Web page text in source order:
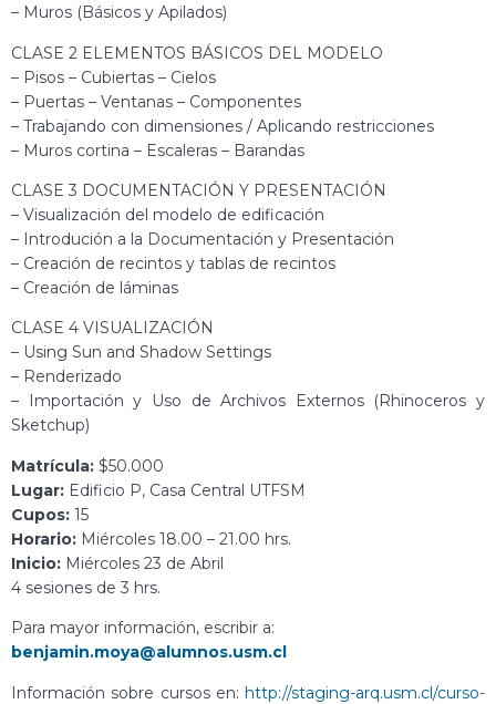
– Muros (Básicos y Apilados)
CLASE 2 ELEMENTOS BÁSICOS DEL MODELO
– Pisos – Cubiertas – Cielos
– Puertas – Ventanas – Componentes
– Trabajando con dimensiones / Aplicando restricciones
– Muros cortina – Escaleras – Barandas
CLASE 3 DOCUMENTACIÓN Y PRESENTACIÓN
– Visualización del modelo de edificación
– Introdución a la Documentación y Presentación
– Creación de recintos y tablas de recintos
– Creación de láminas
CLASE 4 VISUALIZACIÓN
– Using Sun and Shadow Settings
– Renderizado
– Importación y Uso de Archivos Externos (Rhinoceros y
Sketchup)
Matrícula: $50.000
Lugar: Edificio P, Casa Central UTFSM
Cupos: 15
Horario: Miércoles 18.00 – 21.00 hrs.
Inicio: Miércoles 23 de Abril
4 sesiones de 3 hrs.
Para mayor información, escribir a:
benjamin.moya@alumnos.usm.cl
Información sobre cursos en: http://staging-arq.usm.cl/curso-